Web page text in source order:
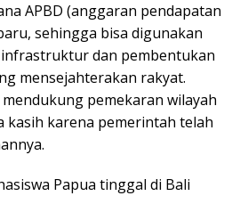
APBD (anggaran pendapatan
sehingga bisa digunakan
dan pembentukan
mensejahterakan rakyat.
pemekaran wilayah
kasih karena pemerintah telah
Papua tinggal di Bali